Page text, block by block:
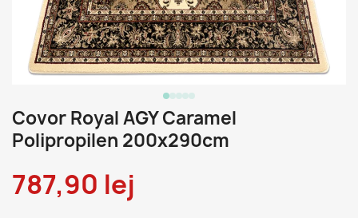
Covor Royal AGY Caramel
Polipropilen 200x290cm
787,90 lej